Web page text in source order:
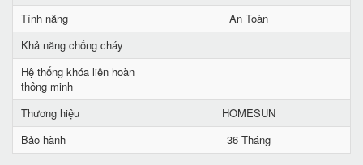
Tính năng
An Toàn
Khả năng chống cháy
Hệ thống khóa liên hoàn
thông minh
Thương hiệu
HOMESUN
Bảo hành
36 Tháng